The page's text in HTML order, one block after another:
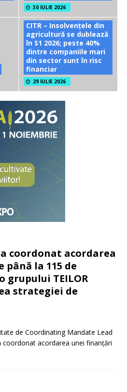
30 IULIE 2026
CITR – Insolvențele din
agricultură se dublează
în S1 2026; peste 40%
dintre companiile mari
din sector sunt în risc
financiar
29 IULIE 2026
coordonat acordarea
la 115 de
grupului TEILOR
strategiei de
de Coordinating Mandate Lead
coordonat acordarea unei finanțări